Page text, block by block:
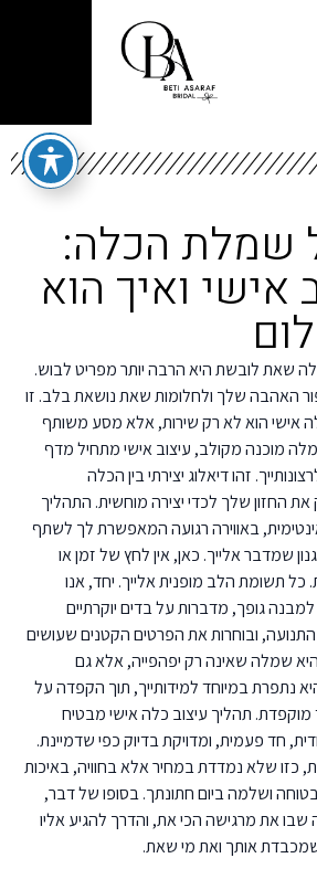
שמלת הכלה:
אישי ואיך הוא
שאת לובשת היא הרבה יותר מפריט לבוש.
האהבה שלך ולחלומות שאת נושאת בלב. זו
אישי הוא לא רק שירות, אלא מסע משותף
מוכנה מקולב, עיצוב אישי מתחיל מדף
זהו דיאלוג יצירתי בין הכלה
החזון שלך לכדי יצירה מוחשית. התהליך
באווירה רגועה המאפשרת לך לשתף
שמדבר אלייך. כאן, אין לחץ של זמן או
כל תשומת הלב מופנית אלייך. יחד, אנו
גופך, מדברות על בדים יוקרתיים
ובוחרות את הפרטים הקטנים שעושים
שמלה שאינה רק יפהפייה, אלא גם
נתפרת במיוחד למידותייך, תוך הקפדה על
מוקפדת. תהליך עיצוב כלה אישי מבטיח
חד פעמית, ומדויקת בדיוק כפי שדמיינת.
כזו שלא נמדדת במחיר אלא בחוויה, באיכות
ושלמה ביום חתונתך. בסופו של דבר,
שבו את מרגישה הכי את, והדרך להגיע אליו
אותך ואת מי שאת.